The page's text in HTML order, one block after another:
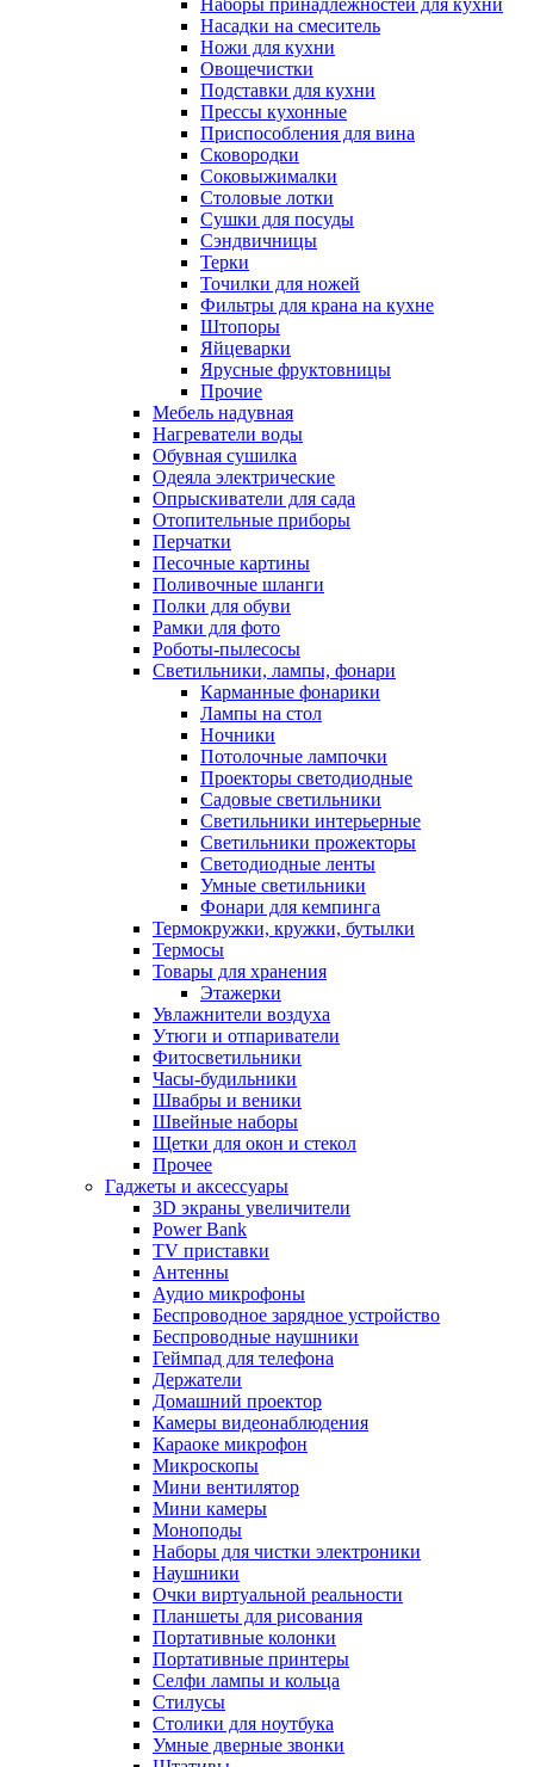
Наборы принадлежностей для кухни
Насадки на смеситель
Ножи для кухни
Овощечистки
Подставки для кухни
Прессы кухонные
Приспособления для вина
Сковородки
Соковыжималки
Столовые лотки
Сушки для посуды
Сэндвичницы
Терки
Точилки для ножей
Фильтры для крана на кухне
Штопоры
Яйцеварки
Ярусные фруктовницы
Прочие
Мебель надувная
Нагреватели воды
Обувная сушилка
Одеяла электрические
Опрыскиватели для сада
Отопительные приборы
Перчатки
Песочные картины
Поливочные шланги
Полки для обуви
Рамки для фото
Роботы-пылесосы
Светильники, лампы, фонари
Карманные фонарики
Лампы на стол
Ночники
Потолочные лампочки
Проекторы светодиодные
Садовые светильники
Светильники интерьерные
Светильники прожекторы
Светодиодные ленты
Умные светильники
Фонари для кемпинга
Термокружки, кружки, бутылки
Термосы
Товары для хранения
Этажерки
Увлажнители воздуха
Утюги и отпариватели
Фитосветильники
Часы-будильники
Швабры и веники
Швейные наборы
Щетки для окон и стекол
Прочее
Гаджеты и аксессуары
3D экраны увеличители
Power Bank
TV приставки
Антенны
Аудио микрофоны
Беспроводное зарядное устройство
Беспроводные наушники
Геймпад для телефона
Держатели
Домашний проектор
Камеры видеонаблюдения
Караоке микрофон
Микроскопы
Мини вентилятор
Мини камеры
Моноподы
Наборы для чистки электроники
Наушники
Очки виртуальной реальности
Планшеты для рисования
Портативные колонки
Портативные принтеры
Селфи лампы и кольца
Стилусы
Столики для ноутбука
Умные дверные звонки